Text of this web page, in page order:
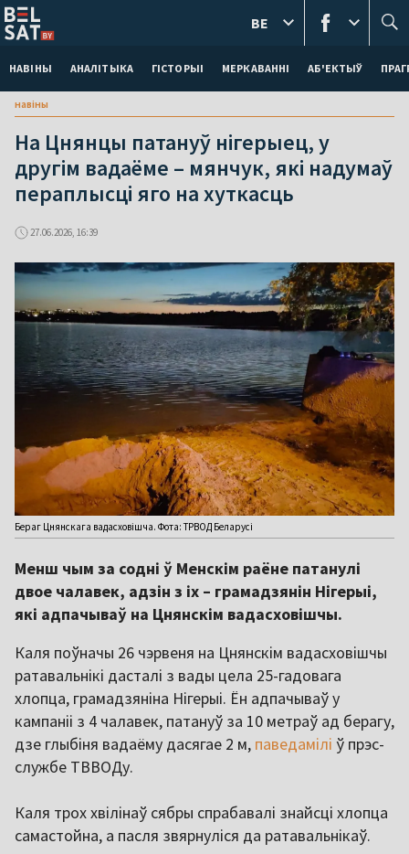
НАВІНЫ АНАЛІТЫКА ГІСТОРЫІ МЕРКАВАННI АБ'ЕКТЫЎ
BE
навіны
На Цнянцы патануў нігерыец, у
другім вадаёме – мянчук, які надумаў
пераплысці яго на хуткасць
27.06.2026, 16:39
Бераг Цнянскага вадасховішча. Фота: ТРВОД Беларусі
Менш чым за содні ў Менскім раёне патанулі
двое чалавек, адзін з іх – грамадзянін Нігерыі,
які адпачываў на Цнянскім вадасховішчы.
Каля поўначы 26 чэрвеня на Цнянскім вадасховішчы
ратавальнікі дасталі з вады цела 25-гадовага
хлопца, грамадзяніна Нігерыі. Ён адпачываў у
кампаніі з 4 чалавек, патануў за 10 метраў ад берагу,
дзе глыбіня вадаёму дасягае 2 м, паведамілі ў прэс-
службе ТВВОДу.
Каля трох хвілінаў сябры спрабавалі знайсці хлопца
самастойна, а пасля звярнуліся да ратавальнікаў.